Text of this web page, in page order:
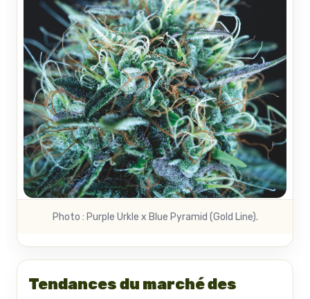
Photo : Purple Urkle x Blue Pyramid (Gold Line).
Tendances du marché des